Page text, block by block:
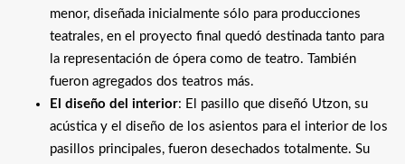
menor, diseñada inicialmente sólo para producciones
teatrales, en el proyecto final quedó destinada tanto para
la representación de ópera como de teatro. También
fueron agregados dos teatros más.
El diseño del interior: El pasillo que diseñó Utzon, su
acústica y el diseño de los asientos para el interior de los
pasillos principales, fueron desechados totalmente. Su